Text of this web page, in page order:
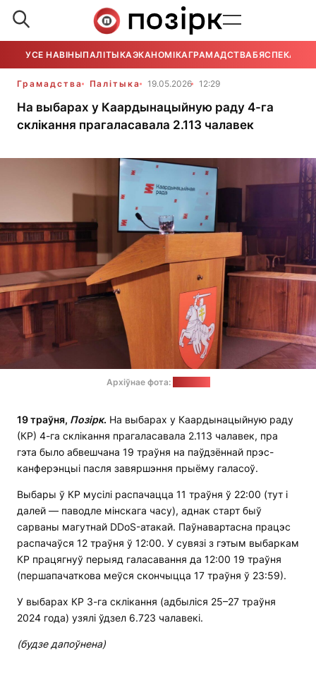
УСЕ НАВІНЫПАЛІТЫКАЭКАНОМІКАГРАМАДСТВАБЯСПЕКА
Грамадства Палітыка 19.05.2026 12:29
На выбарах у Каардынацыйную раду 4-га
склікання прагаласавала 2.113 чалавек
Архіўнае фота:
19 траўня, Позірк. На выбарах у Каардынацыйную раду
(КР) 4-га склікання прагаласавала 2.113 чалавек, пра
гэта было абвешчана 19 траўня на паўдзённай прэс-
канферэнцыі пасля завяршэння прыёму галасоў.
Выбары ў КР мусілі распачацца 11 траўня ў 22:00 (тут і
далей — паводле мінскага часу), аднак старт быў
сарваны магутнай DDoS-атакай. Паўнавартасна працэс
распачаўся 12 траўня ў 12:00. У сувязі з гэтым выбаркам
КР працягнуў перыяд галасавання да 12:00 19 траўня
(першапачаткова меўся скончыцца 17 траўня ў 23:59).
У выбарах КР 3-га склікання (адбыліся 25–27 траўня
2024 года) узялі ўдзел 6.723 чалавекі.
(будзе дапоўнена)